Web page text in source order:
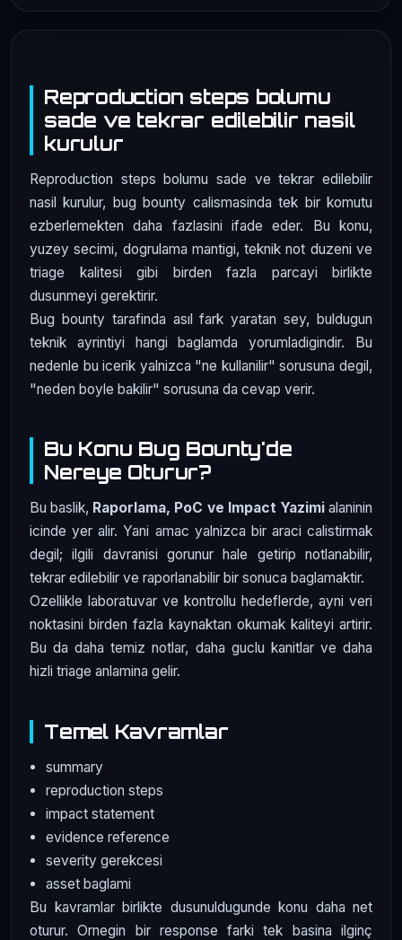
Reproduction steps bolumu
sade ve tekrar edilebilir nasil
kurulur
Reproduction steps bolumu sade ve tekrar edilebilir
nasil kurulur, bug bounty calismasinda tek bir komutu
ezberlemekten daha fazlasini ifade eder. Bu konu,
yuzey secimi, dogrulama mantigi, teknik not duzeni ve
triage kalitesi gibi birden fazla parcayi birlikte
dusunmeyi gerektirir.
Bug bounty tarafinda asıl fark yaratan sey, buldugun
teknik ayrintiyi hangi baglamda yorumladigindir. Bu
nedenle bu icerik yalnizca "ne kullanilir" sorusuna degil,
"neden boyle bakilir" sorusuna da cevap verir.
Bu Konu Bug Bounty'de
Nereye Oturur?
Bu baslik, Raporlama, PoC ve Impact Yazimialaninin
icinde yer alir. Yani amac yalnizca bir araci calistirmak
degil; ilgili davranisi gorunur hale getirip notlanabilir,
tekrar edilebilir ve raporlanabilir bir sonuca baglamaktir.
Ozellikle laboratuvar ve kontrollu hedeflerde, ayni veri
noktasini birden fazla kaynaktan okumak kaliteyi artirir.
Bu da daha temiz notlar, daha guclu kanitlar ve daha
hizli triage anlamina gelir.
Temel Kavramlar
summary
reproduction steps
impact statement
evidence reference
severity gerekcesi
asset baglami
Bu kavramlar birlikte dusunuldugunde konu daha net
oturur. Ornegin bir response farki tek basina ilginç